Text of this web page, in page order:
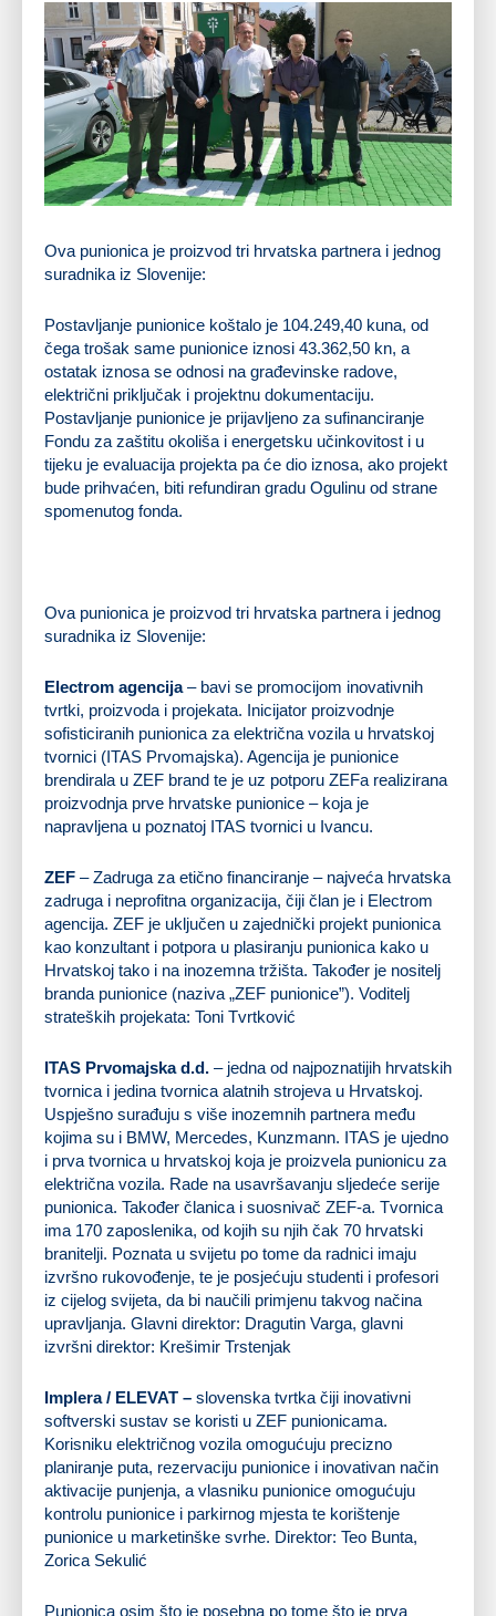
Ova punionica je proizvod tri hrvatska partnera i jednog
suradnika iz Slovenije:
Postavljanje punionice koštalo je 104.249,40 kuna, od
čega trošak same punionice iznosi 43.362,50 kn, a
ostatak iznosa se odnosi na građevinske radove,
električni priključak i projektnu dokumentaciju.
Postavljanje punionice je prijavljeno za sufinanciranje
Fondu za zaštitu okoliša i energetsku učinkovitost i u
tijeku je evaluacija projekta pa će dio iznosa, ako projekt
bude prihvaćen, biti refundiran gradu Ogulinu od strane
spomenutog fonda.
Ova punionica je proizvod tri hrvatska partnera i jednog
suradnika iz Slovenije:
Electrom agencija– bavi se promocijom inovativnih
tvrtki, proizvoda i projekata. Inicijator proizvodnje
sofisticiranih punionica za električna vozila u hrvatskoj
tvornici (ITAS Prvomajska). Agencija je punionice
brendirala u ZEF brand te je uz potporu ZEFa realizirana
proizvodnja prve hrvatske punionice – koja je
napravljena u poznatoj ITAS tvornici u Ivancu.
ZEF – Zadruga za etično financiranje – najveća hrvatska
zadruga i neprofitna organizacija, čiji član je i Electrom
agencija. ZEF je uključen u zajednički projekt punionica
kao konzultant i potpora u plasiranju punionica kako u
Hrvatskoj tako i na inozemna tržišta. Također je nositelj
branda punionice (naziva „ZEF punionice”). Voditelj
strateških projekata: Toni Tvrtković
ITAS Prvomajska d.d. – jedna od najpoznatijih hrvatskih
tvornica i jedina tvornica alatnih strojeva u Hrvatskoj.
Uspješno surađuju s više inozemnih partnera među
kojima su i BMW, Mercedes, Kunzmann. ITAS je ujedno
i prva tvornica u hrvatskoj koja je proizvela punionicu za
električna vozila. Rade na usavršavanju sljedeće serije
punionica. Također članica i suosnivač ZEF-a. Tvornica
ima 170 zaposlenika, od kojih su njih čak 70 hrvatski
branitelji. Poznata u svijetu po tome da radnici imaju
izvršno rukovođenje, te je posjećuju studenti i profesori
iz cijelog svijeta, da bi naučili primjenu takvog načina
upravljanja. Glavni direktor: Dragutin Varga, glavni
izvršni direktor: Krešimir Trstenjak
Implera / ELEVAT – slovenska tvrtka čiji inovativni
softverski sustav se koristi u ZEF punionicama.
Korisniku električnog vozila omogućuju precizno
planiranje puta, rezervaciju punionice i inovativan način
aktivacije punjenja, a vlasniku punionice omogućuju
kontrolu punionice i parkirnog mjesta te korištenje
punionice u marketinške svrhe. Direktor: Teo Bunta,
Zorica Sekulić
Punionica osim što je posebna po tome što je prva